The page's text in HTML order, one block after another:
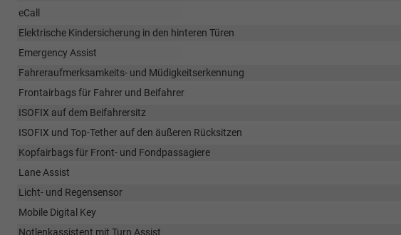
eCall
Elektrische Kindersicherung in den hinteren Türen
Emergency Assist
Fahreraufmerksamkeits- und Müdigkeitserkennung
Frontairbags für Fahrer und Beifahrer
ISOFIX auf dem Beifahrersitz
ISOFIX und Top-Tether auf den äußeren Rücksitzen
Kopfairbags für Front- und Fondpassagiere
Lane Assist
Licht- und Regensensor
Mobile Digital Key
Notlenkassistent mit Turn Assist